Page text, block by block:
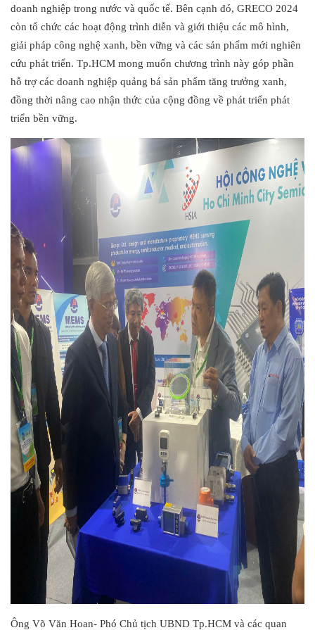
doanh nghiệp trong nước và quốc tế. Bên cạnh đó, GRECO 2024
còn tổ chức các hoạt động trình diễn và giới thiệu các mô hình,
giải pháp công nghệ xanh, bền vững và các sản phẩm mới nghiên
cứu phát triển. Tp.HCM mong muốn chương trình này góp phần
hỗ trợ các doanh nghiệp quảng bá sản phẩm tăng trưởng xanh,
đồng thời nâng cao nhận thức của cộng đồng về phát triển phát
triển bền vững.
Ông Võ Văn Hoan- Phó Chủ tịch UBND Tp.HCM và các quan